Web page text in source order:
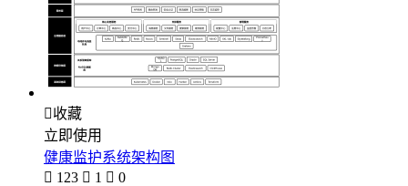
收藏
立即使用
健康监护系统架构图
 123  1  0